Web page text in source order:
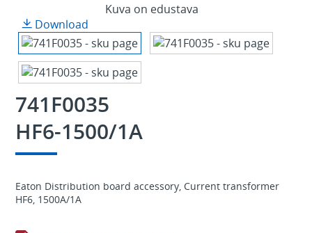
Kuva on edustava
Download
741F0035
HF6-1500/1A
Eaton Distribution board accessory, Current transformer
HF6, 1500A/1A